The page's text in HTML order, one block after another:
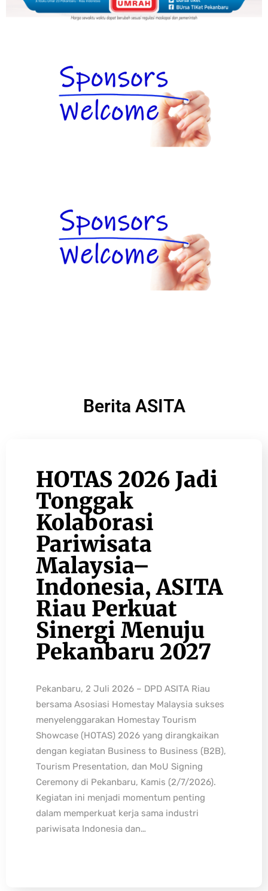
Berita ASITA
HOTAS 2026 Jadi
Tonggak
Kolaborasi
Pariwisata
Malaysia–
Indonesia, ASITA
Riau Perkuat
Sinergi Menuju
Pekanbaru 2027
Pekanbaru, 2 Juli 2026 – DPD ASITA Riau
bersama Asosiasi Homestay Malaysia sukses
menyelenggarakan Homestay Tourism
Showcase (HOTAS) 2026 yang dirangkaikan
dengan kegiatan Business to Business (B2B),
Tourism Presentation, dan MoU Signing
Ceremony di Pekanbaru, Kamis (2/7/2026).
Kegiatan ini menjadi momentum penting
dalam memperkuat kerja sama industri
pariwisata Indonesia dan…